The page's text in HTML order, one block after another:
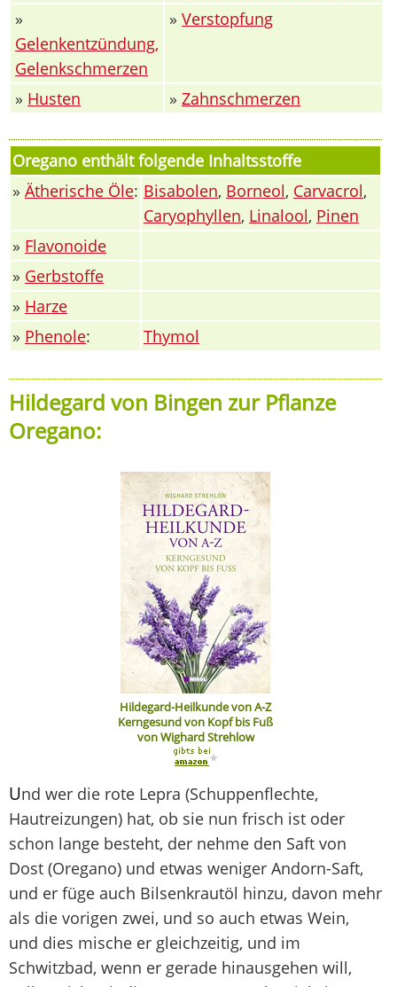
»
Gelenkentzündung,
Gelenkschmerzen
» Verstopfung
» Husten » Zahnschmerzen
Oregano enthält folgende Inhaltsstoffe
» Ätherische Öle: Bisabolen, Borneol, Carvacrol,
Caryophyllen, Linalool, Pinen
» Flavonoide
» Gerbstoffe
» Harze
» Phenole: Thymol
Hildegard von Bingen zur Pflanze
Oregano:
Hildegard-Heilkunde von A-Z
Kerngesund von Kopf bis Fuß
von Wighard Strehlow
*
Und wer die rote Lepra (Schuppenflechte,
Hautreizungen) hat, ob sie nun frisch ist oder
schon lange besteht, der nehme den Saft von
Dost (Oregano) und etwas weniger Andorn-Saft,
und er füge auch Bilsenkrautöl hinzu, davon mehr
als die vorigen zwei, und so auch etwas Wein,
und dies mische er gleichzeitig, und im
Schwitzbad, wenn er gerade hinausgehen will,